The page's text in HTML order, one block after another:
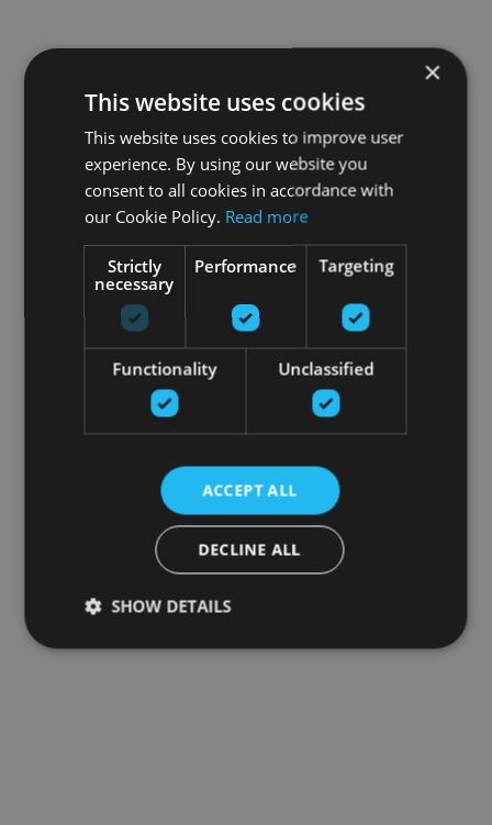
×
This website uses cookies
This website uses cookies to improve user
experience. By using our website you
consent to all cookies in accordance with
our Cookie Policy. Read more
Strictly
necessary
Performance Targeting
Functionality Unclassified
ACCEPT ALL
DECLINE ALL
SHOW DETAILS